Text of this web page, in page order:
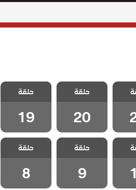
وجع
مسلسل وجع
القلب الحلقة
20
حلقة
20
مسلسل وجع
القلب الحلقة
19
حلقة
19
وجع
مسلسل وجع
القلب الحلقة 9
حلقة
9
مسلسل وجع
القلب الحلقة 8
حلقة
8